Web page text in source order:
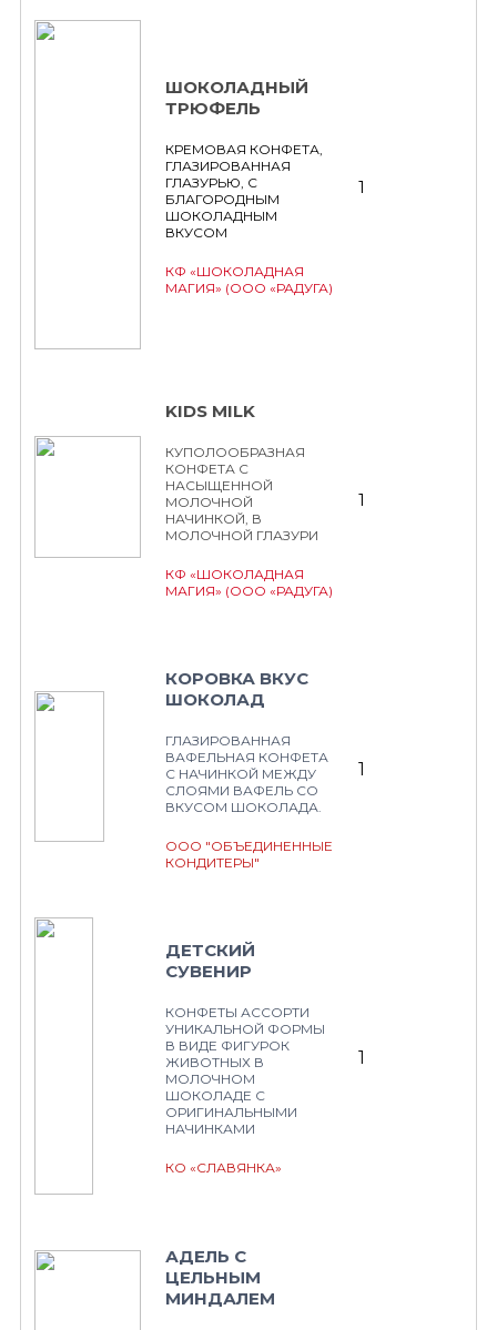
ШОКОЛАДНЫЙ
ТРЮФЕЛЬ
КРЕМОВАЯ КОНФЕТА,
ГЛАЗИРОВАННАЯ
ГЛАЗУРЬЮ, С
БЛАГОРОДНЫМ
ШОКОЛАДНЫМ
ВКУСОМ
КФ «ШОКОЛАДНАЯ
МАГИЯ» (ООО «РАДУГА)
1
KIDS MILK
КУПОЛООБРАЗНАЯ
КОНФЕТА С
НАСЫЩЕННОЙ
МОЛОЧНОЙ
НАЧИНКОЙ, В
МОЛОЧНОЙ ГЛАЗУРИ
КФ «ШОКОЛАДНАЯ
МАГИЯ» (ООО «РАДУГА)
1
КОРОВКА ВКУС
ШОКОЛАД
ГЛАЗИРОВАННАЯ
ВАФЕЛЬНАЯ КОНФЕТА
С НАЧИНКОЙ МЕЖДУ
СЛОЯМИ ВАФЕЛЬ СО
ВКУСОМ ШОКОЛАДА.
ООО "ОБЪЕДИНЕННЫЕ
КОНДИТЕРЫ"
1
ДЕТСКИЙ
СУВЕНИР
КОНФЕТЫ АССОРТИ
УНИКАЛЬНОЙ ФОРМЫ
В ВИДЕ ФИГУРОК
ЖИВОТНЫХ В
МОЛОЧНОМ
ШОКОЛАДЕ С
ОРИГИНАЛЬНЫМИ
НАЧИНКАМИ
КО «СЛАВЯНКА»
1
АДЕЛЬ С
ЦЕЛЬНЫМ
МИНДАЛЕМ